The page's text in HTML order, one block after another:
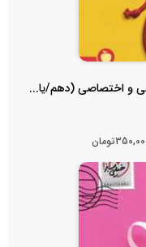
و اختصاصی (دهم/یا...